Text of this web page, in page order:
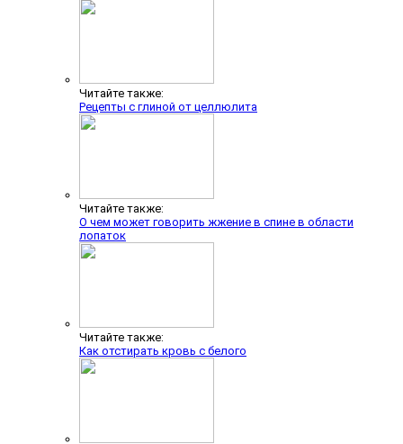
Читайте также:
Рецепты с глиной от целлюлита
Читайте также:
О чем может говорить жжение в спине в области
лопаток
Читайте также:
Как отстирать кровь с белого